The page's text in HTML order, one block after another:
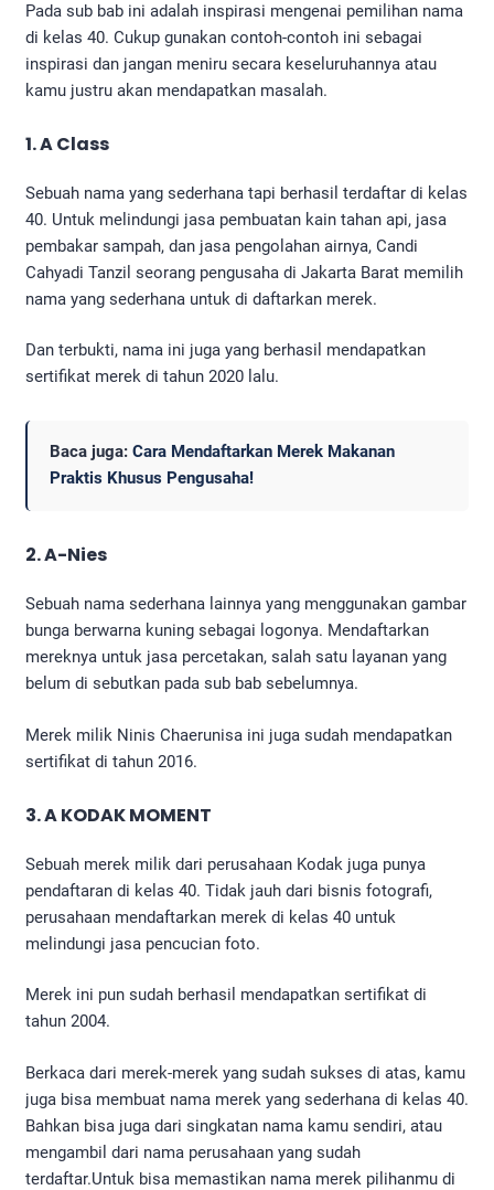
Pada sub bab ini adalah inspirasi mengenai pemilihan nama
di kelas 40. Cukup gunakan contoh-contoh ini sebagai
inspirasi dan jangan meniru secara keseluruhannya atau
kamu justru akan mendapatkan masalah.
1. A Class
Sebuah nama yang sederhana tapi berhasil terdaftar di kelas
40. Untuk melindungi jasa pembuatan kain tahan api, jasa
pembakar sampah, dan jasa pengolahan airnya, Candi
Cahyadi Tanzil seorang pengusaha di Jakarta Barat memilih
nama yang sederhana untuk di daftarkan merek.
Dan terbukti, nama ini juga yang berhasil mendapatkan
sertifikat merek di tahun 2020 lalu.
Baca juga: Cara Mendaftarkan Merek Makanan
Praktis Khusus Pengusaha!
2. A-Nies
Sebuah nama sederhana lainnya yang menggunakan gambar
bunga berwarna kuning sebagai logonya. Mendaftarkan
mereknya untuk jasa percetakan, salah satu layanan yang
belum di sebutkan pada sub bab sebelumnya.
Merek milik Ninis Chaerunisa ini juga sudah mendapatkan
sertifikat di tahun 2016.
3. A KODAK MOMENT
Sebuah merek milik dari perusahaan Kodak juga punya
pendaftaran di kelas 40. Tidak jauh dari bisnis fotografi,
perusahaan mendaftarkan merek di kelas 40 untuk
melindungi jasa pencucian foto.
Merek ini pun sudah berhasil mendapatkan sertifikat di
tahun 2004.
Berkaca dari merek-merek yang sudah sukses di atas, kamu
juga bisa membuat nama merek yang sederhana di kelas 40.
Bahkan bisa juga dari singkatan nama kamu sendiri, atau
mengambil dari nama perusahaan yang sudah
terdaftar.Untuk bisa memastikan nama merek pilihanmu di